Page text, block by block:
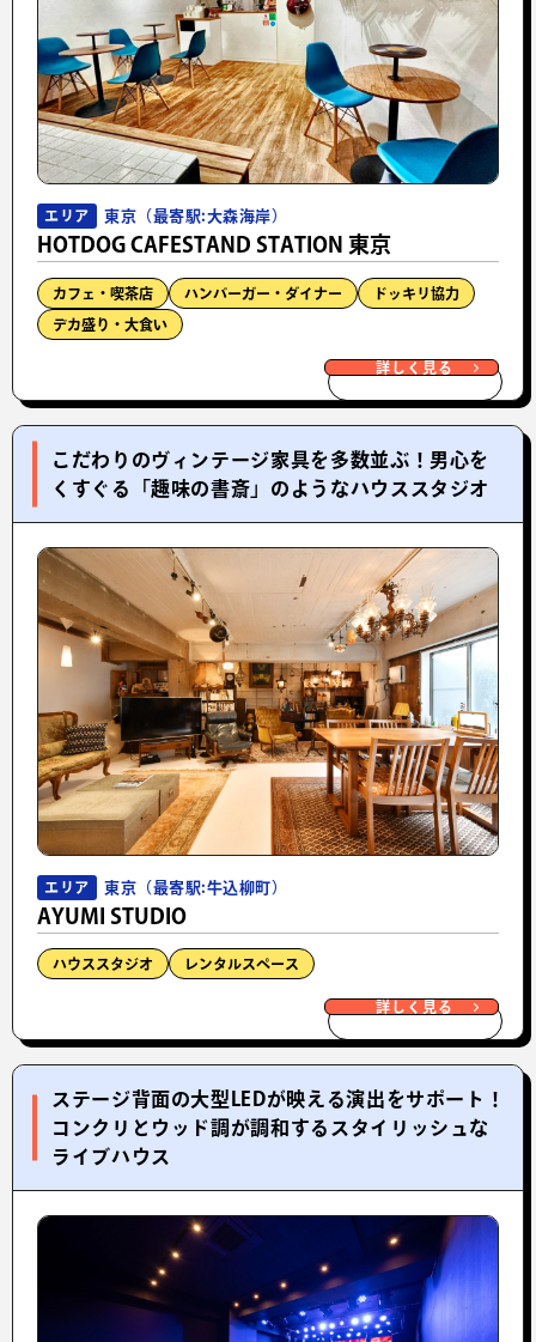
エリア 東京（最寄駅:大森海岸）
HOTDOG CAFESTAND STATION 東京
カフェ・喫茶店 ハンバーガー・ダイナー ドッキリ協力
デカ盛り・大食い
詳しく見る
こだわりのヴィンテージ家具を多数並ぶ！男心を
くすぐる「趣味の書斎」のようなハウススタジオ
エリア 東京（最寄駅:牛込柳町）
AYUMI STUDIO
ハウススタジオ レンタルスペース
詳しく見る
ステージ背面の大型LEDが映える演出をサポート！
コンクリとウッド調が調和するスタイリッシュな
ライブハウス